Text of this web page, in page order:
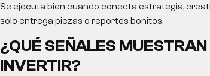
Se ejecuta bien cuando conecta estrategia,
solo entrega piezas o reportes bonitos.
¿QUÉ SEÑALES
INVERTIR?